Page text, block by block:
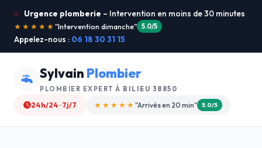
Urgence plomberie – Intervention en moins de 30 minutes
★★★★★"Je recommande !" 4.9/5
Appelez-nous : 06 18 30 31 15
Sylvain Plombier
PLOMBIER EXPERT À BILIEU 38850
24h/24 · 7j/7 ★★★★☆ "Devis gratuit" 4.8/5